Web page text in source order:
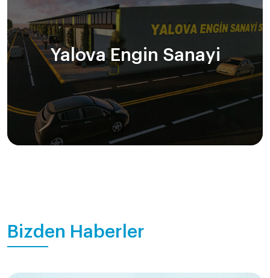
Yalova Engin Sanayi
Bizden Haberler